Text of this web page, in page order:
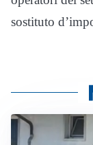
sostituto